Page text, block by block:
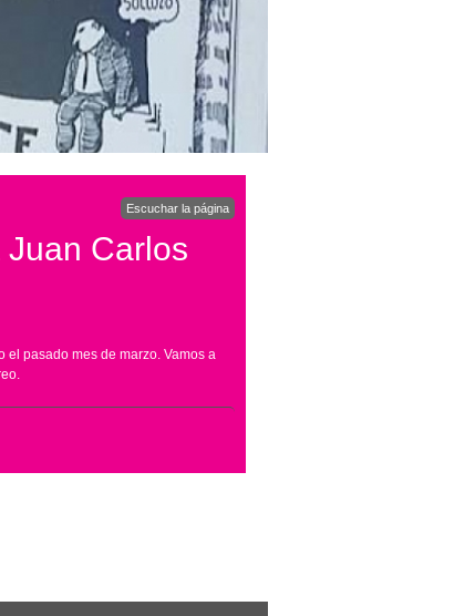
Escuchar la página
Carlos
el pasado mes de marzo. Vamos a